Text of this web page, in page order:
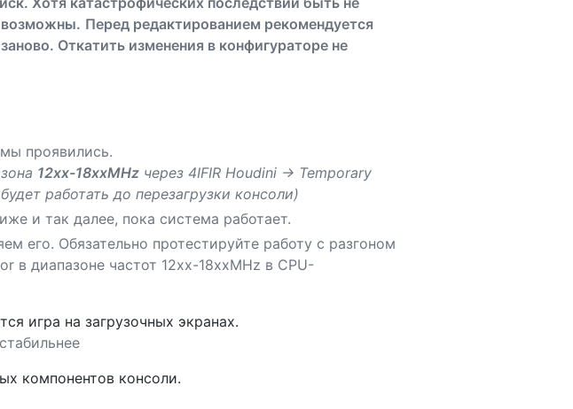
возможны. Перед редактированием рекомендуется
Откатить изменения в конфигураторе не
проявились.
12хх-18ххMHz через 4IFIR Houdini -> Temporary
работать до перезагрузки консоли)
и так далее, пока система работает.
его. Обязательно протестируйте работу с разгоном
в диапазоне частот 12хх-18ххMHz в CPU-
игра на загрузочных экранах.
компонентов консоли.